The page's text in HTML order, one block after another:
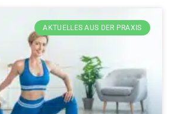
AKTUELLES AUS DER PRAXIS